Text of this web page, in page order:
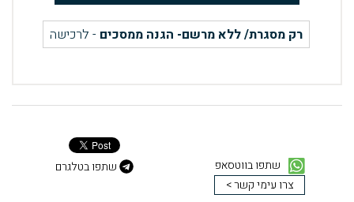
רק מסגרת/ ללא מרשם- הגנה ממסכים - לרכישה
שתפו בווטסאפ
שתפו בטלגרם
צרו עימי קשר >